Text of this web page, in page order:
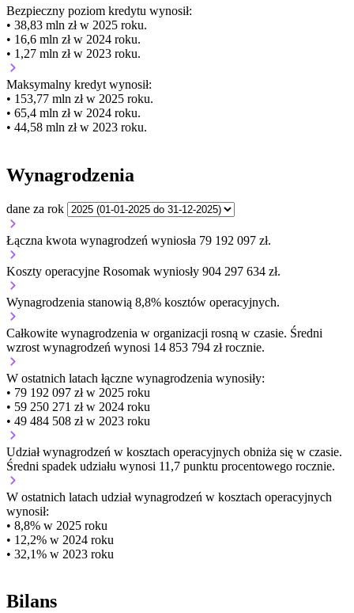
Bezpieczny poziom kredytu wynosił:
• 38,83 mln zł w 2025 roku.
• 16,6 mln zł w 2024 roku.
• 1,27 mln zł w 2023 roku.
Maksymalny kredyt wynosił:
• 153,77 mln zł w 2025 roku.
• 65,4 mln zł w 2024 roku.
• 44,58 mln zł w 2023 roku.
Wynagrodzenia
dane za rok
Łączna kwota wynagrodzeń wyniosła 79 192 097 zł.
Koszty operacyjne Rosomak wyniosły 904 297 634 zł.
Wynagrodzenia stanowią 8,8% kosztów operacyjnych.
Całkowite wynagrodzenia w organizacji rosną w czasie. Średni
wzrost wynagrodzeń wynosi 14 853 794 zł rocznie.
W ostatnich latach łączne wynagrodzenia wynosiły:
• 79 192 097 zł w 2025 roku
• 59 250 271 zł w 2024 roku
• 49 484 508 zł w 2023 roku
Udział wynagrodzeń w kosztach operacyjnych obniża się w czasie.
Średni spadek udziału wynosi 11,7 punktu procentowego rocznie.
W ostatnich latach udział wynagrodzeń w kosztach operacyjnych
wynosił:
• 8,8% w 2025 roku
• 12,2% w 2024 roku
• 32,1% w 2023 roku
Bilans